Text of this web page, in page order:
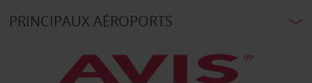
PRINCIPAUX AÉROPORTS